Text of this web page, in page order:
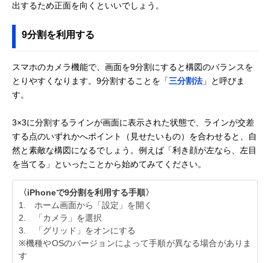
出するため正面を向くといいでしょう。
9分割を利用する
スマホのカメラ機能で、画面を9分割にすると構図のバランスを
とりやすくなります。9分割することを「三分割法 」と呼びま
す。
3×3に分割するラインが画面に表示された状態で、ラインが交差
する点のいずれかへポイント（見せたいもの）を合わせると、自
然と素敵な構図になるでしょう。例えば「利き顔が左なら、左目
を当てる」といったことから始めてみてください。
〈iPhoneで9分割を利用する手順〉
1. ホーム画面から「設定」を開く
2. 「カメラ」を選択
3. 「グリッド」をオンにする
※機種やOSのバージョンによって手順が異なる場合がありま
す